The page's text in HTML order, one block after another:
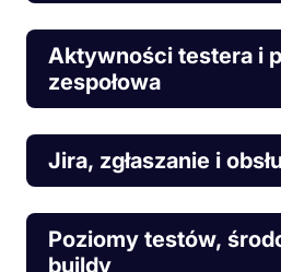
Aktywności testera i
zespołowa
Jira, zgłaszanie i
Poziomy testów,
buildy